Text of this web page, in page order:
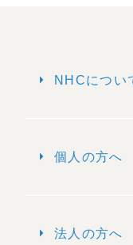
arrow_right NHCについ
arrow_right 個人の方へ
arrow_right 法人の方へ